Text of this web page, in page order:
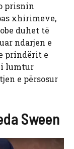
prisnin
xhirimeve,
duhet të
ndarjen e
prindërit e
i lumtur
e përsosur
Sween